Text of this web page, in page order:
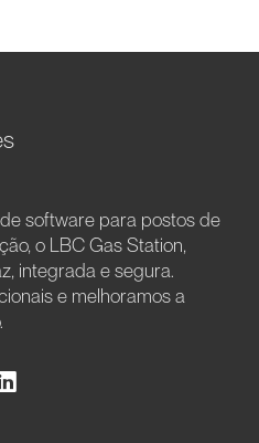
software para postos de
o LBC Gas Station,
integrada e segura.
e melhoramos a